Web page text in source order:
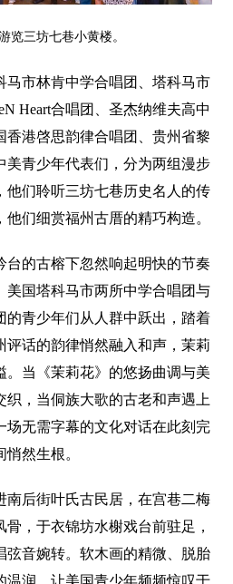
览三坊七巷小黄楼。
马市林肯中学合唱团、塔科马市
Heart合唱团、圣杰纳维夫高中
香港啓思韵律合唱团、贵州省黎
美青少年代表们，分为两组漫步
他们聆听三坊七巷历史名人的传
们细赏福州古厝的精巧构造。
台的古榕下忽然响起明快的节奏
国塔科马市两所中学合唱团与
的青少年们从人群中跃出，踏着
评话的韵律悄然融入和声，茉莉
。当《茉莉花》的悠扬曲调与美
织，当侗族大歌的古老和声遇上
场无需字幕的文化对话在此刻完
然生根。
南后街叶氏古民居，在宫巷二梅
，于衣锦坊水榭戏台前驻足，
弦音婉转。软木画的精微、脱胎
温润，让美国青少年频频惊叹于